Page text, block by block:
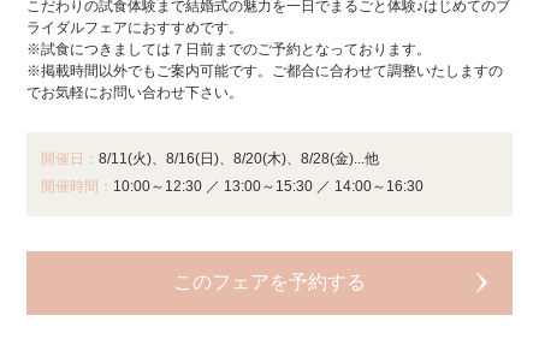
こだわりの試食体験まで結婚式の魅力を一日でまるごと体験♪はじめてのブ
ライダルフェアにおすすめです。
※試食につきましては７日前までのご予約となっております。
※掲載時間以外でもご案内可能です。ご都合に合わせて調整いたしますの
でお気軽にお問い合わせ下さい。
開催日：8/11(火)、8/16(日)、8/20(木)、8/28(金)...他
開催時間： 10:00～12:30 ／ 13:00～15:30 ／ 14:00～16:30